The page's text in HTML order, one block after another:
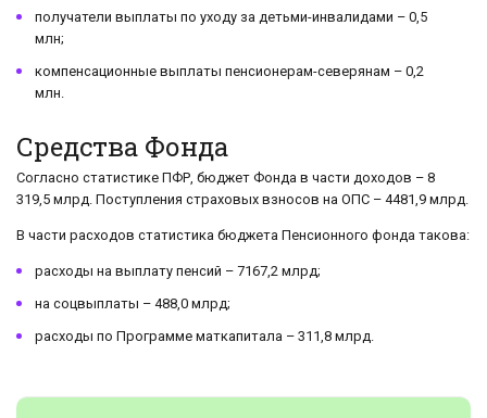
получатели выплаты по уходу за детьми-инвалидами – 0,5
млн;
компенсационные выплаты пенсионерам-северянам – 0,2
млн.
Средства Фонда
Согласно статистике ПФР, бюджет Фонда в части доходов – 8
319,5 млрд. Поступления страховых взносов на ОПС – 4481,9 млрд.
В части расходов статистика бюджета Пенсионного фонда такова:
расходы на выплату пенсий – 7167,2 млрд;
на соцвыплаты – 488,0 млрд;
расходы по Программе маткапитала – 311,8 млрд.